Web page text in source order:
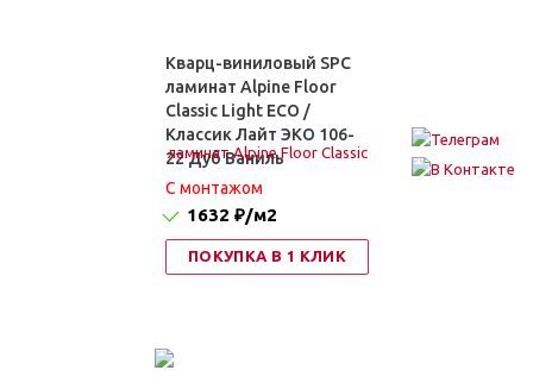
Кварц-виниловый SPC
ламинат Alpine Floor
Classic Light ЕСО /
Классик Лайт ЭКО 106-
22 Дуб Ваниль
C монтажом
1632 ₽/м2
ПОКУПКА В 1 КЛИК